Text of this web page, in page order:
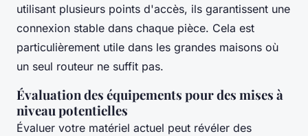
utilisant plusieurs points d'accès, ils garantissent une
connexion stable dans chaque pièce. Cela est
particulièrement utile dans les grandes maisons où
un seul routeur ne suffit pas.
Évaluation des équipements pour des mises à
niveau potentielles
Évaluer votre matériel actuel peut révéler des